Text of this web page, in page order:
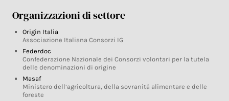
Organizzazioni di settore
Origin Italia
Associazione Italiana Consorzi IG
Federdoc
Confederazione Nazionale dei Consorzi volontari per la tutela
delle denominazioni di origine
Masaf
Ministero dell’agricoltura, della sovranità alimentare e delle
foreste